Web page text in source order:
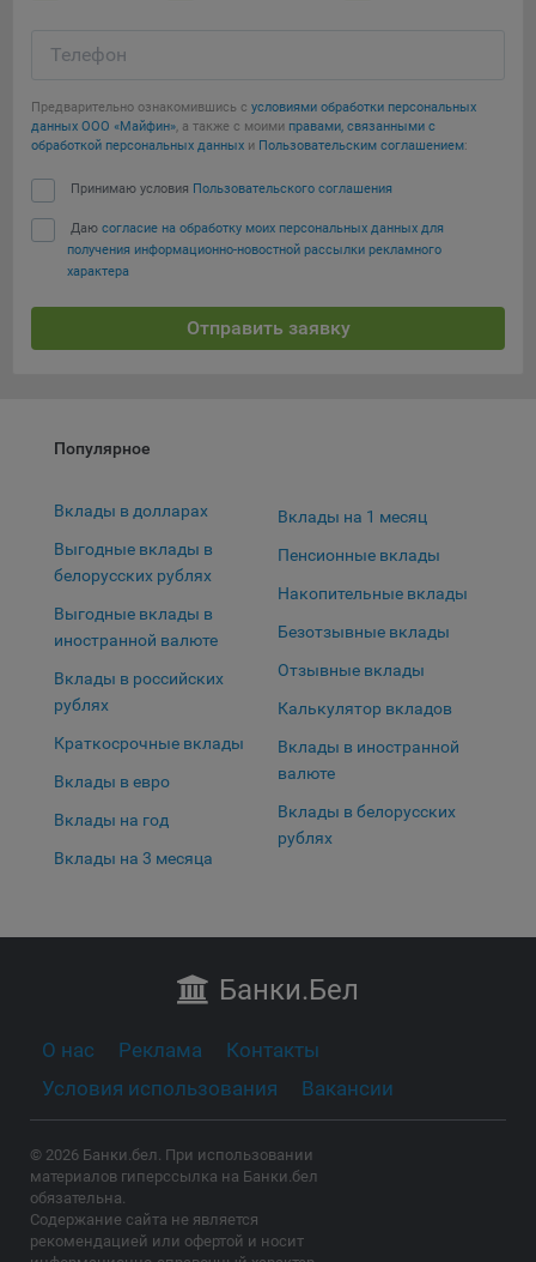
материалов по наиболее актуальному, подходящему
Компании, которым мы поручаем обработку данных для
Яндекса рекламная сеть (Yandex Mobile Ads, ADFOX) -
сервис показа контекстной рекламы. Адрес: Yandex
Europe AG, Werftestrasse 4, CH-6005 Luzern, Switzerland.
предоставляемый компанией Google Ireland Ltd, Gordon
House Barrow Street Dublin 4, D04E5W5 Ireland.
Телефон
Предварительно ознакомившись с условиями обработки персональных
данных ООО «Майфин», а также с моими правами, связанными с
обработкой персональных данных и Пользовательским соглашением:
Принимаю условия Пользовательского соглашения
Даю согласие на обработку моих персональных данных для
получения информационно-новостной рассылки рекламного
характера
Отправить заявку
Популярное
Вклады в долларах
Выгодные вклады в
белорусских рублях
Выгодные вклады в
иностранной валюте
Вклады в российских
рублях
Краткосрочные вклады
Вклады в евро
Вклады на год
Вклады на 3 месяца
Вклады на 1 месяц
Пенсионные вклады
Накопительные вклады
Безотзывные вклады
Отзывные вклады
Калькулятор вкладов
Вклады в иностранной
валюте
Вклады в белорусских
рублях
Банки.Бел
О нас Реклама
Контакты
Условия использования
Вакансии
© 2026 Банки.бел. При использовании
материалов гиперссылка на Банки.бел
обязательна.
Содержание сайта не является
рекомендацией или офертой и носит